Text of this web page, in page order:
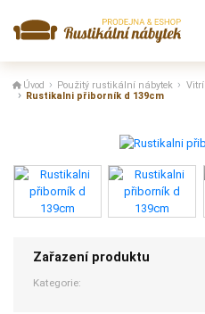
Úvod Použitý rustikální nábytek
Rustikalni přiborník d 139cm
Zařazení produktu
Kategorie: